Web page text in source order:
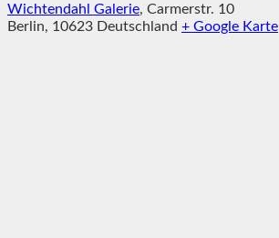
Wichtendahl Galerie, Carmerstr. 10
Berlin, 10623 Deutschland + Google Karte